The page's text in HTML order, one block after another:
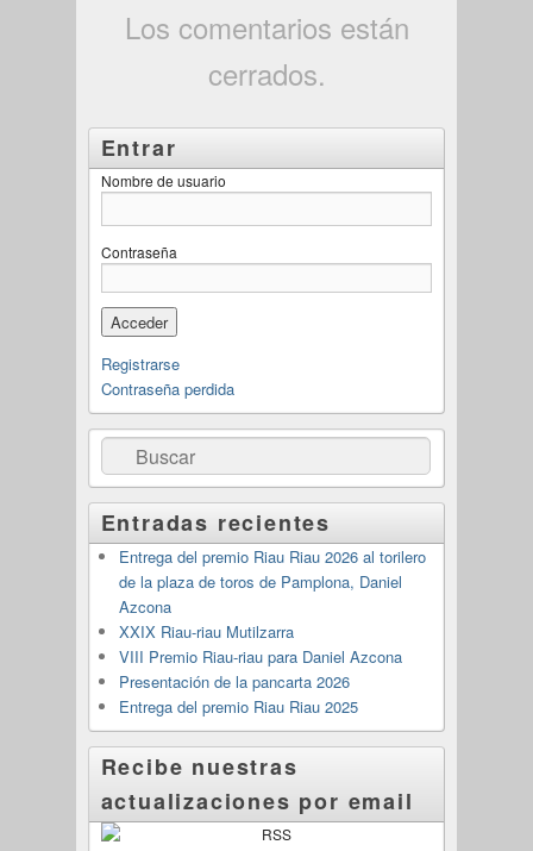
Los comentarios están
cerrados.
Entrar
Nombre de usuario
Contraseña
Registrarse
Contraseña perdida
Buscar
Entradas recientes
Entrega del premio Riau Riau 2026 al torilero
de la plaza de toros de Pamplona, Daniel
Azcona
XXIX Riau-riau Mutilzarra
VIII Premio Riau-riau para Daniel Azcona
Presentación de la pancarta 2026
Entrega del premio Riau Riau 2025
Recibe nuestras
actualizaciones por email